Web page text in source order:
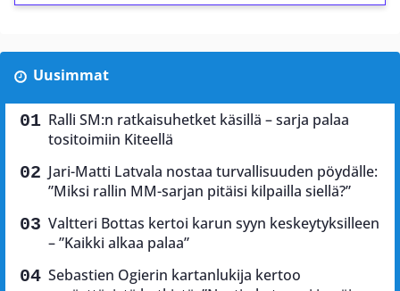
Uusimmat
Ralli SM:n ratkaisuhetket käsillä – sarja palaa
tositoimiin Kiteellä
Jari-Matti Latvala nostaa turvallisuuden pöydälle:
”Miksi rallin MM-sarjan pitäisi kilpailla siellä?”
Valtteri Bottas kertoi karun syyn keskeytyksilleen
– ”Kaikki alkaa palaa”
Sebastien Ogierin kartanlukija kertoo